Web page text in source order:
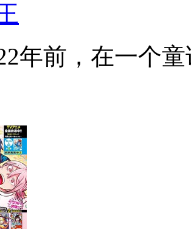
年前，在一个